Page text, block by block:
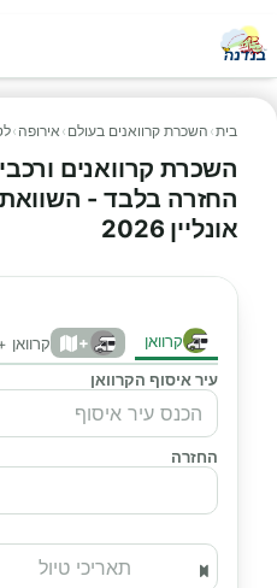
בית› השכרת קרוואנים בעולם › אירופה ›
השכרת קרוואנים
החזרה בלבד -
אונליין 2026
קרוואן +
עיר איסוף הקרוואן
החזרה